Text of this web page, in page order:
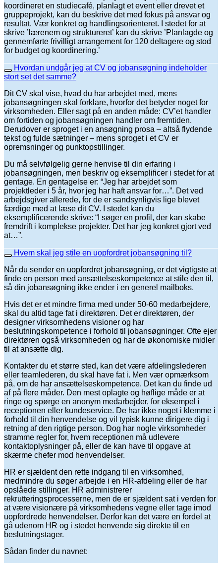
koordineret en studiecafé, planlagt et event eller drevet et
gruppeprojekt, kan du beskrive det med fokus på ansvar og
resultat. Vær konkret og handlingsorienteret. I stedet for at
skrive ’lærenem og struktureret’ kan du skrive ’Planlagde og
gennemførte frivilligt arrangement for 120 deltagere og stod
for budget og koordinering.’
Hvordan undgår jeg at CV og jobansøgning indeholder
stort set det samme?
Dit CV skal vise, hvad du har arbejdet med, mens
jobansøgningen skal forklare, hvorfor det betyder noget for
virksomheden. Eller sagt på en anden måde: CV’et handler
om fortiden og jobansøgningen handler om fremtiden.
Derudover er sproget i en ansøgning prosa – altså flydende
tekst og fulde sætninger – mens sproget i et CV er
opremsninger og punktopstillinger.
Du må selvfølgelig gerne henvise til din erfaring i
jobansøgningen, men beskriv og eksemplificer i stedet for at
gentage. En gentagelse er: “Jeg har arbejdet som
projektleder i 5 år, hvor jeg har haft ansvar for…”. Det ved
arbejdsgiver allerede, for de er sandsynligvis lige blevet
færdige med at læse dit CV. I stedet kan du
eksemplificerende skrive: “I søger en profil, der kan skabe
fremdrift i komplekse projekter. Det har jeg konkret gjort ved
at…”.
Hvem skal jeg stile en uopfordret jobansøgning til?
Når du sender en uopfordret jobansøgning, er det vigtigste at
finde en person med ansættelseskompetence at stile den til,
så din jobansøgning ikke ender i en generel mailboks.
Hvis det er et mindre firma med under 50-60 medarbejdere,
skal du altid tage fat i direktøren. Det er direktøren, der
designer virksomhedens visioner og har
beslutningskompetence i forhold til jobansøgninger. Ofte ejer
direktøren også virksomheden og har de økonomiske midler
til at ansætte dig.
Kontakter du et større sted, kan det være afdelingslederen
eller teamlederen, du skal have fat i. Men vær opmærksom
på, om de har ansættelseskompetence. Det kan du finde ud
af på flere måder. Den mest oplagte og høflige måde er at
ringe og spørge en anonym medarbejder, for eksempel i
receptionen eller kundeservice. De har ikke noget i klemme i
forhold til din henvendelse og vil typisk kunne dirigere dig i
retning af den rigtige person. Dog har nogle virksomheder
stramme regler for, hvem receptionen må udlevere
kontaktoplysninger på, eller de kan have til opgave at
skærme chefer mod henvendelser.
HR er sjældent den rette indgang til en virksomhed,
medmindre du søger arbejde i en HR-afdeling eller de har
opslåede stillinger. HR administrerer
rekrutteringsprocesserne, men de er sjældent sat i verden for
at være visionære på virksomhedens vegne eller tage imod
uopfordrede henvendelser. Derfor kan det være en fordel at
gå udenom HR og i stedet henvende sig direkte til en
beslutningstager.
Sådan finder du navnet: